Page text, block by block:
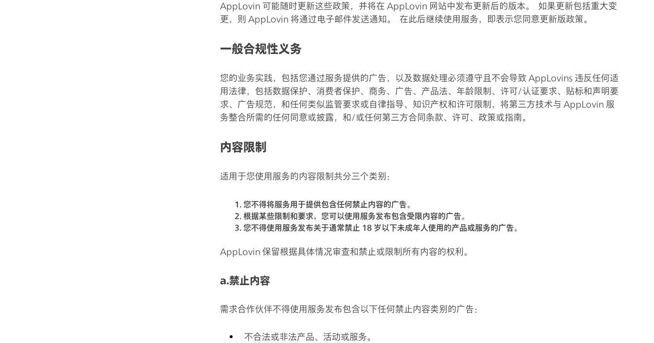
AppLovin 可能随时更新这些政策，并将在 AppLovin 网站中发布更新后的版本。 如果更新包括重大变
更，则 AppLovin 将通过电子邮件发送通知。 在此后继续使用服务，即表示您同意更新版政策。
一般合规性义务
您的业务实践，包括您通过服务提供的广告，以及数据处理必须遵守且不会导致 AppLovins 违反任何适
用法律，包括数据保护、消费者保护、商务、广告、产品法、年龄限制、许可/认证要求、贴标和声明要
求、广告规范，和任何类似监管要求或自律指导、知识产权和许可限制，将第三方技术与 AppLovin 服
务整合所需的任何同意或披露，和/或任何第三方合同条款、许可、政策或指南。
内容限制
适用于您使用服务的内容限制共分三个类别：
您不得将服务用于提供包含任何禁止内容的广告。
根据某些限制和要求，您可以使用服务发布包含受限内容的广告。
您不得使用服务发布关于通常禁止 18 岁以下未成年人使用的产品或服务的广告。
AppLovin 保留根据具体情况审查和禁止或限制所有内容的权利。
a.禁止内容
需求合作伙伴不得使用服务发布包含以下任何禁止内容类别的广告：
不合法或非法产品、活动或服务。